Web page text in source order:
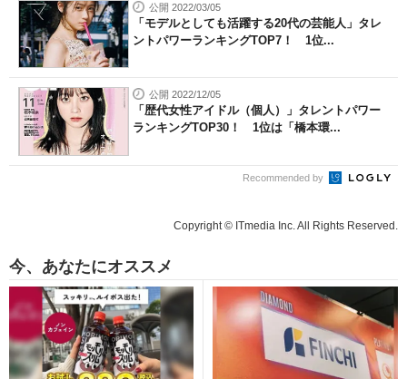
公開 2022/03/05
「モデルとしても活躍する20代の芸能人」タレ
ントパワーランキングTOP7！ 1位...
公開 2022/12/05
「歴代女性アイドル（個人）」タレントパワー
ランキングTOP30！ 1位は「橋本環...
Recommended by
Copyright © ITmedia Inc. All Rights Reserved.
今、あなたにオススメ